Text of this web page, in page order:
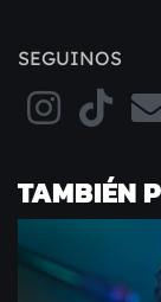
SEGUINOS
TAMBIÉN